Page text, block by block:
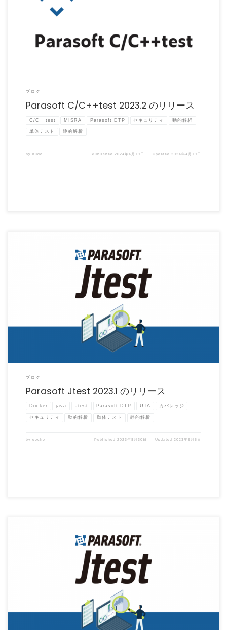
Parasoft C/C++test 2023.2 がリリースされました。 Parasoft C/C […]
ブログ
Parasoft C/C++test 2023.2 のリリース
C/C++test MISRA Parasoft DTP セキュリティ 動的解析
単体テスト 静的解析
by kudo Published 2024年4月19日 Updated 2024年4月19日
Parasoft Jtest 2023.1 がリリースされました。 Parasoft Jtest 2 […]
ブログ
Parasoft Jtest 2023.1 のリリース
Docker java Jtest Parasoft DTP UTA カバレッジ
セキュリティ 動的解析 単体テスト 静的解析
by gocho Published 2023年8月30日 Updated 2023年9月5日
アプリケーションカバレッジ機能とは？ 手動や自動の画面操作、またはバッチ呼び出